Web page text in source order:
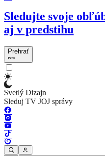
Sledujte svoje
aj v predstihu
Prehrať
Svetlý Dizajn
Sleduj TV JOJ správy